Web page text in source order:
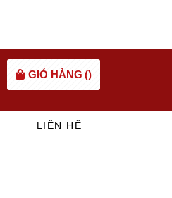
GIỎ HÀNG ()
LIÊN HỆ